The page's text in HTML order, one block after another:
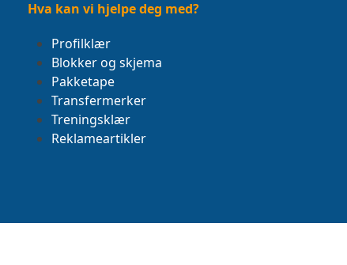
Hva kan vi hjelpe deg med?
Profilklær
Blokker og skjema
Pakketape
Transfermerker
Treningsklær
Reklameartikler